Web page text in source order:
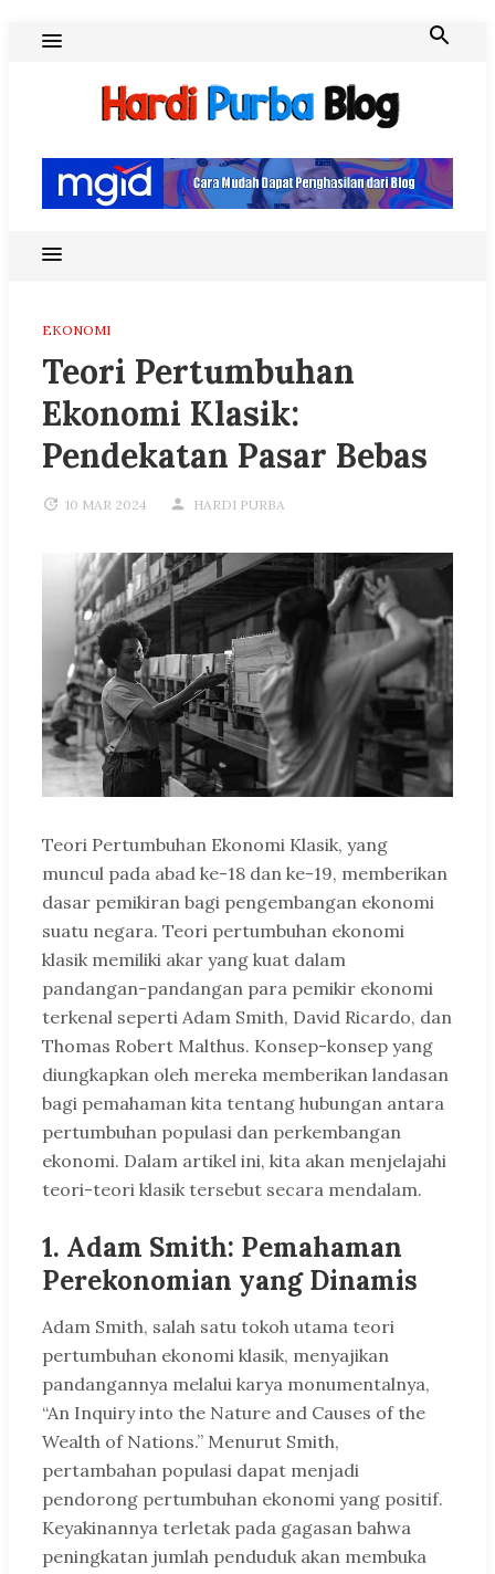
EKONOMI
Teori Pertumbuhan
Ekonomi Klasik:
Pendekatan Pasar Bebas
10 MAR 2024 HARDI PURBA
Teori Pertumbuhan Ekonomi Klasik, yang
muncul pada abad ke-18 dan ke-19, memberikan
dasar pemikiran bagi pengembangan ekonomi
suatu negara. Teori pertumbuhan ekonomi
klasik memiliki akar yang kuat dalam
pandangan-pandangan para pemikir ekonomi
terkenal seperti Adam Smith, David Ricardo, dan
Thomas Robert Malthus. Konsep-konsep yang
diungkapkan oleh mereka memberikan landasan
bagi pemahaman kita tentang hubungan antara
pertumbuhan populasi dan perkembangan
ekonomi. Dalam artikel ini, kita akan menjelajahi
teori-teori klasik tersebut secara mendalam.
1. Adam Smith: Pemahaman
Perekonomian yang Dinamis
Adam Smith, salah satu tokoh utama teori
pertumbuhan ekonomi klasik, menyajikan
pandangannya melalui karya monumentalnya,
“An Inquiry into the Nature and Causes of the
Wealth of Nations.” Menurut Smith,
pertambahan populasi dapat menjadi
pendorong pertumbuhan ekonomi yang positif.
Keyakinannya terletak pada gagasan bahwa
peningkatan jumlah penduduk akan membuka